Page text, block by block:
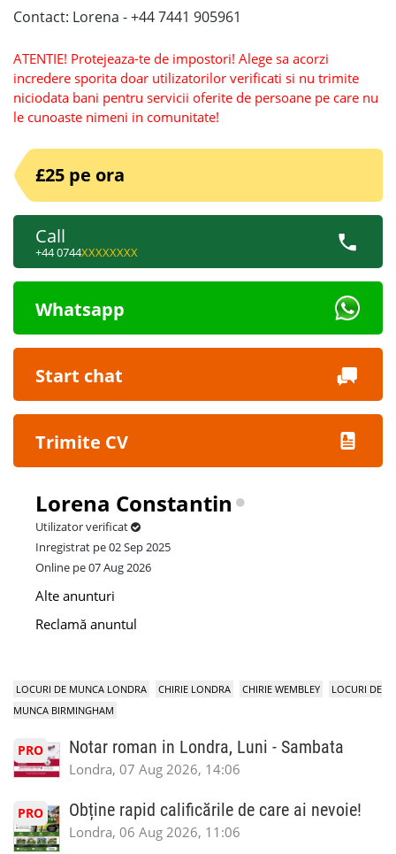
Contact: Lorena - +44 7441 905961
ATENTIE! Protejeaza-te de impostori! Alege sa acorzi
incredere sporita doar utilizatorilor verificati si nu trimite
niciodata bani pentru servicii oferite de persoane pe care nu
le cunoaste nimeni in comunitate!
£25 pe ora
Call
+44 0744XXXXXXXX
Whatsapp
Start chat
Trimite CV
Lorena Constantin
Utilizator verificat
Inregistrat pe 02 Sep 2025
Online pe 07 Aug 2026
Alte anunturi
Reclamă anuntul
LOCURI DE MUNCA LONDRA CHIRIE LONDRA CHIRIE WEMBLEY
LOCURI DE
MUNCA BIRMINGHAM
PRO Notar roman in Londra, Luni - Sambata
Londra, 07 Aug 2026, 14:06
PRO Obține rapid calificările de care ai nevoie!
Londra, 06 Aug 2026, 11:06